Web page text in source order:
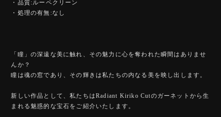
・品質:ルーペクリーン
・処理の有無:なし
「瞳」の深遠な美に触れ、その魅力に心を奪われた瞬間はありませ
んか？
瞳は魂の窓であり、その輝きは私たちの内なる美を映し出します。
新しい作品として、私たちはRadiant Kiriko Cutのガーネットから生
まれる魅惑的な宝石をご紹介いたします。